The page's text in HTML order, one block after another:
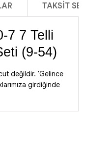
TAKSIT
7 7 Telli
(9-54)
değildir. 'Gelince
girdiğinde